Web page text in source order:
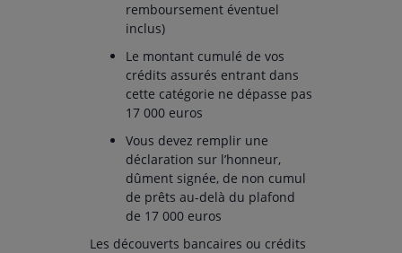
remboursement éventuel
inclus)
Le montant cumulé de vos
crédits assurés entrant dans
cette catégorie ne dépasse pas
17 000 euros
Vous devez remplir une
déclaration sur l’honneur,
dûment signée, de non cumul
de prêts au-delà du plafond
de 17 000 euros
Les découverts bancaires ou crédits